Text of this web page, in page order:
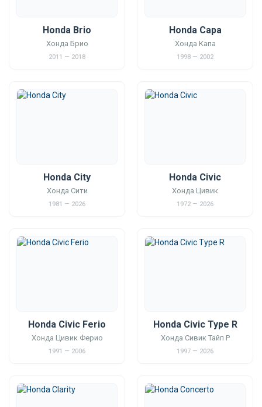
Honda Brio
Хонда Брио
2011 — 2018
Honda Capa
Хонда Капа
1998 — 2002
Honda City
Хонда Сити
1981 — 2026
Honda Civic
Хонда Цивик
1972 — 2026
Honda Civic Ferio
Хонда Цивик Ферио
1991 — 2006
Honda Civic Type R
Хонда Сивик Тайп Р
1997 — 2026